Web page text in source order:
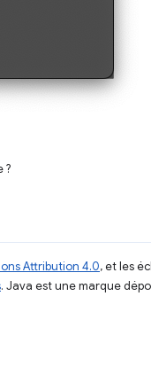
?
Attribution 4.0, et les
. Java est une marque